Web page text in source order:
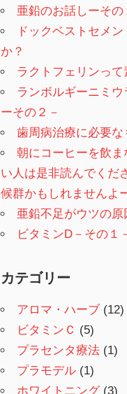
亜鉛のお話しーその
ドックベストセメ
か？
ラクトフェリンって
ランボルギーニミ
ーその２－
歯周病治療に必要な
朝にコーヒーを飲
い人は是非読んでくだ
候群かもしれませんよ
亜鉛不足がウツの原
ビタミンD－その１
カテゴリー
アロマ・ハーブ(12)
ビタミンＣ (5)
プラセンタ療法(1)
プラモデル(1)
ホワイトニング(3)